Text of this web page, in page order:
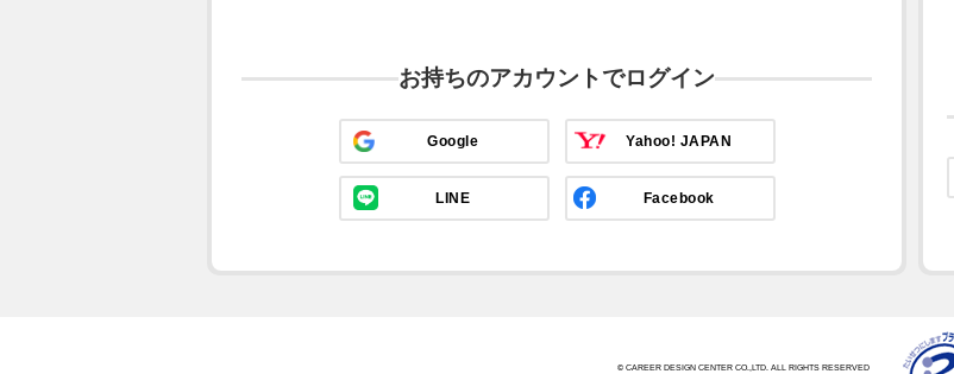
お持ちのアカウントでログイン
Google Yahoo! JAPAN
LINE Facebook
© CAREER DESIGN CENTER CO.,LTD. ALL RIGHTS RESERVED